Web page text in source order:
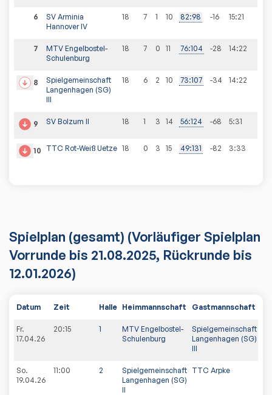
6
SV Arminia
Hannover IV
18 7 1 10 82:98 -16 15:21
7
MTV Engelbostel-
Schulenburg
18 7 0 11 76:104 -28 14:22
8
Spielgemeinschaft
Langenhagen (SG)
III
18 6 2 10 73:107 -34 14:22
9 SV Bolzum II 18 1 3 14 56:124 -68 5:31
10 TTC Rot-Weiß Uetze 18 0 3 15 49:131 -82 3:33
Spielplan (gesamt) (Vorläufiger Spielplan
Vorrunde bis 21.08.2025, Rückrunde bis
12.01.2026)
Datum Zeit Halle Heimmannschaft Gastmannschaft
Fr.
17.04.26
20:15 1
MTV Engelbostel-
Schulenburg
Spielgemeinschaft
Langenhagen (SG)
III
So.
19.04.26
11:00 2
Spielgemeinschaft
Langenhagen (SG)
II
TTC Arpke